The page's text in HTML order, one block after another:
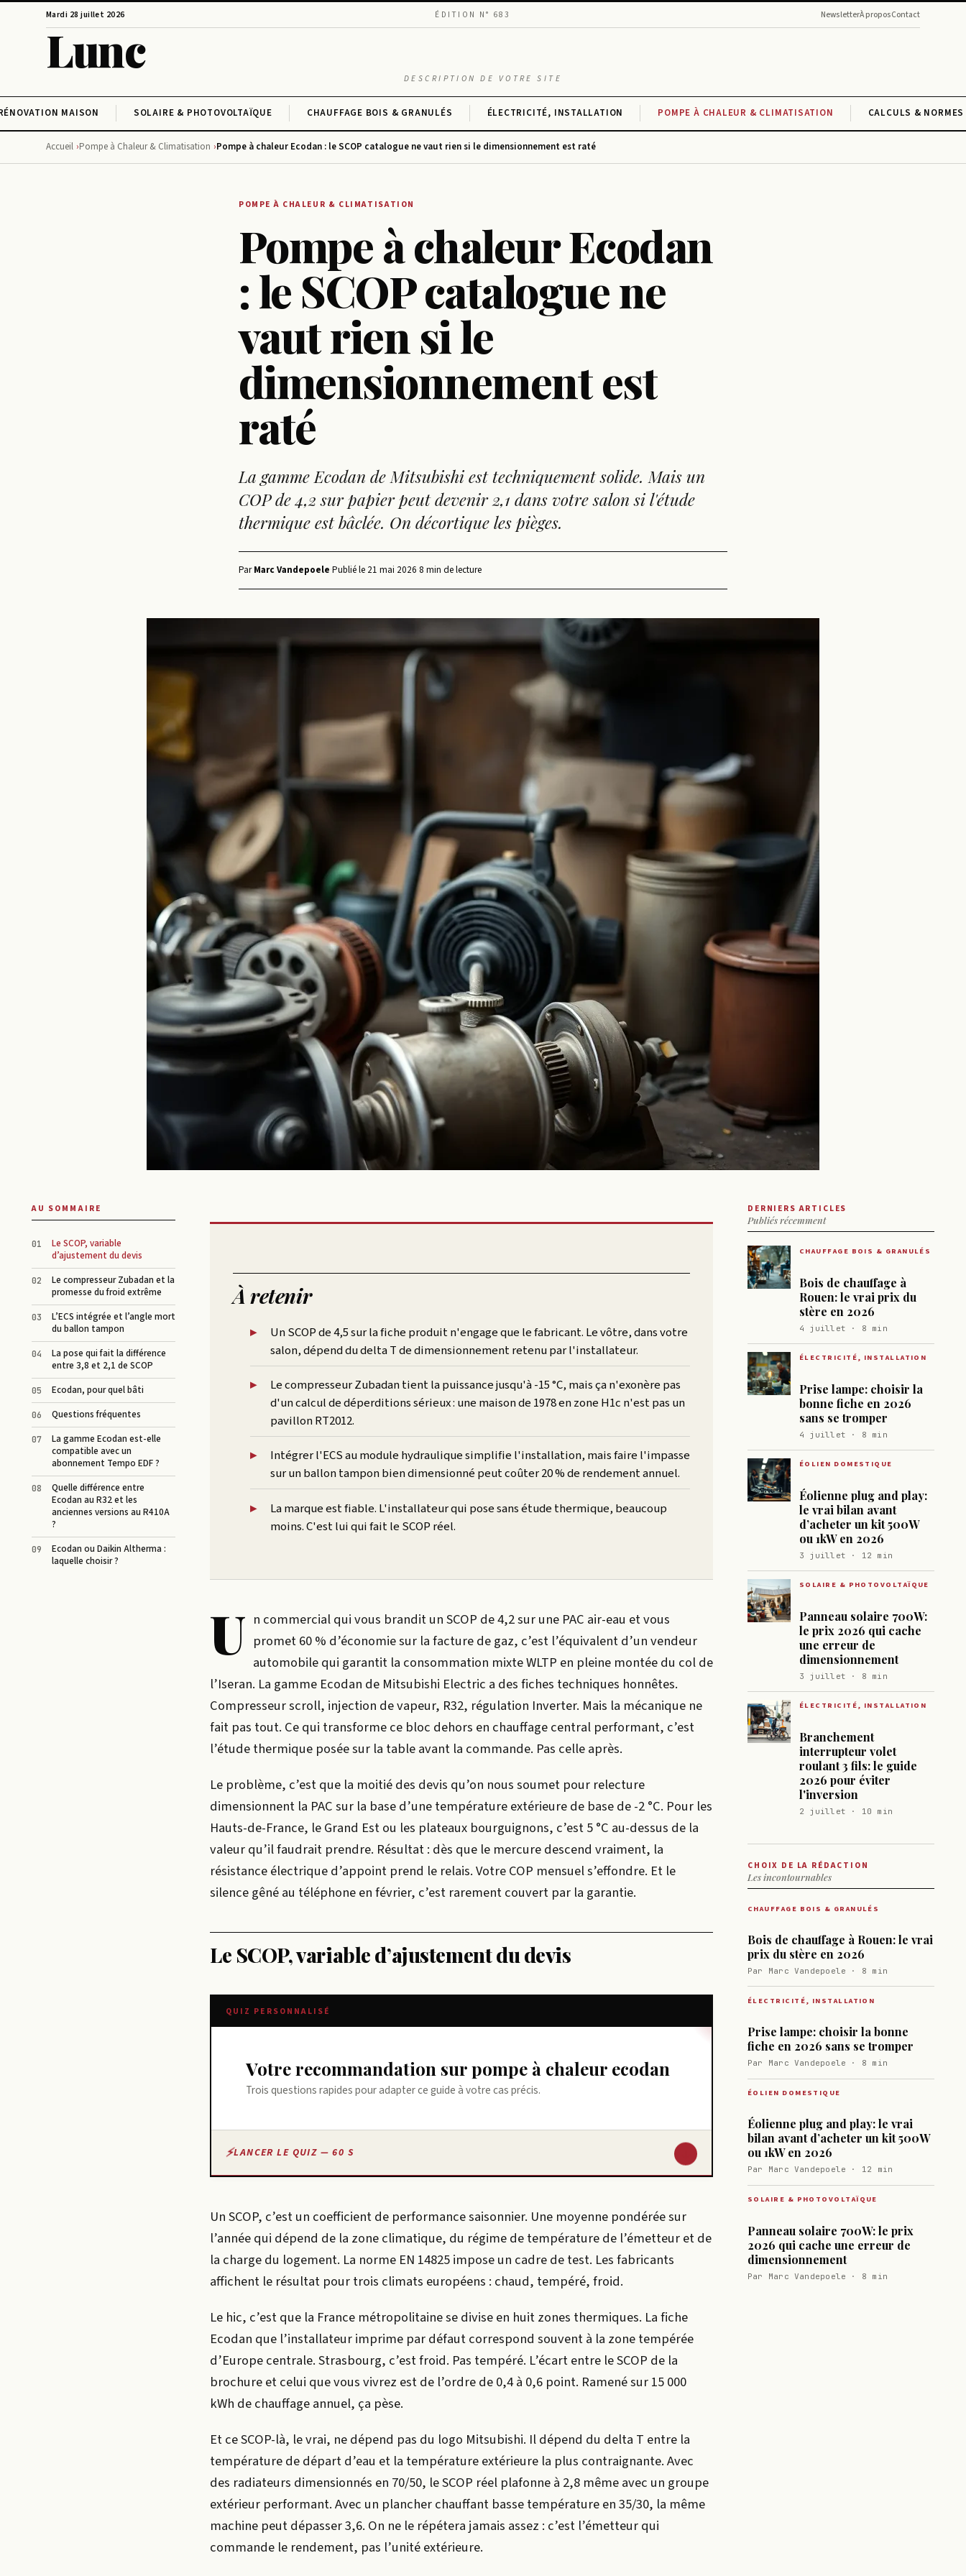
Mardi 28 juillet 2026 ÉDITION N° 683 NewsletterÀ proposContact
Lunc
DESCRIPTION DE VOTRE SITE
MAISON SOLAIRE & PHOTOVOLTAÏQUE CHAUFFAGE BOIS & GRANULÉS ÉLECTRICITÉ, INSTALLATION POMPE À CHALEUR & CLIMATISATION CALCULS &
Accueil Pompe à Chaleur & Climatisation Pompe à chaleur Ecodan : le SCOP catalogue ne vaut rien si le dimensionnement est raté
POMPE À CHALEUR & CLIMATISATION
Pompe à chaleur Ecodan
: le SCOP catalogue ne
vaut rien si le
dimensionnement est
raté
La gamme Ecodan de Mitsubishi est techniquement solide. Mais un
COP de 4,2 sur papier peut devenir 2,1 dans votre salon si l'étude
thermique est bâclée. On décortique les pièges.
ParMarc Vandepoele·Publié le 21 mai 2026·8 min de lecture
AU SOMMAIRE
Le SCOP, variable
d’ajustement du devis
Le compresseur Zubadan et la
promesse du froid extrême
L’ECS intégrée et l’angle mort
du ballon tampon
La pose qui fait la différence
entre 3,8 et 2,1 de SCOP
Ecodan, pour quel bâti
Questions fréquentes
La gamme Ecodan est-elle
compatible avec un
abonnement Tempo EDF ?
Quelle différence entre
Ecodan au R32 et les
anciennes versions au R410A
?
Ecodan ou Daikin Altherma :
laquelle choisir ?
À retenir
Un SCOP de 4,5 sur la fiche produit n'engage que le fabricant. Le vôtre, dans votre
salon, dépend du delta T de dimensionnement retenu par l'installateur.
Le compresseur Zubadan tient la puissance jusqu'à -15 °C, mais ça n'exonère pas
d'un calcul de déperditions sérieux : une maison de 1978 en zone H1c n'est pas un
pavillon RT2012.
Intégrer l'ECS au module hydraulique simplifie l'installation, mais faire l'impasse
sur un ballon tampon bien dimensionné peut coûter 20 % de rendement annuel.
La marque est fiable. L'installateur qui pose sans étude thermique, beaucoup
moins. C'est lui qui fait le SCOP réel.
U n commercial qui vous brandit un SCOP de 4,2 sur une PAC air-eau et vous
promet 60 % d’économie sur la facture de gaz, c’est l’équivalent d’un vendeur
automobile qui garantit la consommation mixte WLTP en pleine montée du col de
l’Iseran. La gamme Ecodan de Mitsubishi Electric a des fiches techniques honnêtes.
Compresseur scroll, injection de vapeur, R32, régulation Inverter. Mais la mécanique ne
fait pas tout. Ce qui transforme ce bloc dehors en chauffage central performant, c’est
l’étude thermique posée sur la table avant la commande. Pas celle après.
Le problème, c’est que la moitié des devis qu’on nous soumet pour relecture
dimensionnent la PAC sur la base d’une température extérieure de base de -2 °C. Pour les
Hauts-de-France, le Grand Est ou les plateaux bourguignons, c’est 5 °C au-dessus de la
valeur qu’il faudrait prendre. Résultat : dès que le mercure descend vraiment, la
résistance électrique d’appoint prend le relais. Votre COP mensuel s’effondre. Et le
silence gêné au téléphone en février, c’est rarement couvert par la garantie.
Le SCOP, variable d’ajustement du devis
QUIZ PERSONNALISÉ
Votre recommandation sur pompe à chaleur ecodan
Trois questions rapides pour adapter ce guide à votre cas précis.
LANCER LE QUIZ — 60 S
Un SCOP, c’est un coefficient de performance saisonnier. Une moyenne pondérée sur
l’année qui dépend de la zone climatique, du régime de température de l’émetteur et de
la charge du logement. La norme EN 14825 impose un cadre de test. Les fabricants
affichent le résultat pour trois climats européens : chaud, tempéré, froid.
Le hic, c’est que la France métropolitaine se divise en huit zones thermiques. La fiche
Ecodan que l’installateur imprime par défaut correspond souvent à la zone tempérée
d’Europe centrale. Strasbourg, c’est froid. Pas tempéré. L’écart entre le SCOP de la
brochure et celui que vous vivrez est de l’ordre de 0,4 à 0,6 point. Ramené sur 15 000
kWh de chauffage annuel, ça pèse.
Et ce SCOP-là, le vrai, ne dépend pas du logo Mitsubishi. Il dépend du delta T entre la
température de départ d’eau et la température extérieure la plus contraignante. Avec
des radiateurs dimensionnés en 70/50, le SCOP réel plafonne à 2,8 même avec un groupe
extérieur performant. Avec un plancher chauffant basse température en 35/30, la même
machine peut dépasser 3,6. On ne le répétera jamais assez : c’est l’émetteur qui
commande le rendement, pas l’unité extérieure.
DERNIERS ARTICLES
Publiés récemment
CHAUFFAGE BOIS & GRANULÉS
Bois de chauffage à
Rouen: le vrai prix du
stère en 2026
4 juillet · 8 min
ÉLECTRICITÉ, INSTALLATION
Prise lampe: choisir la
bonne fiche en 2026
sans se tromper
4 juillet · 8 min
ÉOLIEN DOMESTIQUE
Éolienne plug and play:
le vrai bilan avant
d’acheter un kit 500W
ou 1kW en 2026
3 juillet · 12 min
SOLAIRE & PHOTOVOLTAÏQUE
Panneau solaire 700W:
le prix 2026 qui cache
une erreur de
dimensionnement
3 juillet · 8 min
ÉLECTRICITÉ, INSTALLATION
Branchement
interrupteur volet
roulant 3 fils: le guide
2026 pour éviter
l'inversion
2 juillet · 10 min
CHOIX DE LA RÉDACTION
Les incontournables
CHAUFFAGE BOIS & GRANULÉS
Bois de chauffage à Rouen: le vrai
prix du stère en 2026
Par Marc Vandepoele · 8 min
ÉLECTRICITÉ, INSTALLATION
Prise lampe: choisir la bonne
fiche en 2026 sans se tromper
Par Marc Vandepoele · 8 min
ÉOLIEN DOMESTIQUE
Éolienne plug and play: le vrai
bilan avant d’acheter un kit 500W
ou 1kW en 2026
Par Marc Vandepoele · 12 min
SOLAIRE & PHOTOVOLTAÏQUE
Panneau solaire 700W: le prix
2026 qui cache une erreur de
dimensionnement
Par Marc Vandepoele · 8 min